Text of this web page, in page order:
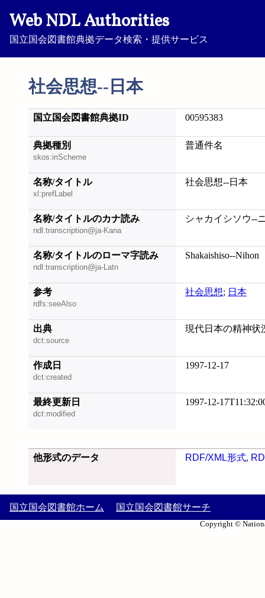
Web NDL Authorities
国立国会図書館典拠データ検索・提供サービス
社会思想--日本
国立国会図書館典拠ID 00595383
典拠種別
skos:inScheme
普通件名
名称/タイトル
xl:prefLabel
社会思想--日本
名称/タイトルのカナ読み
ndl:transcription@ja-Kana
シャカイシソウ--
名称/タイトルのローマ字読み
ndl:transcription@ja-Latn
Shakaishiso--Nihon
参考
rdfs:seeAlso
社会思想; 日本
出典
dct:source
現代日本の精神状
作成日
dct:created
1997-12-17
最終更新日
dct:modified
1997-12-
他形式のデータ RDF/XML形式,
国立国会図書館ホーム 国立国会図書館サーチ
Copyright ©